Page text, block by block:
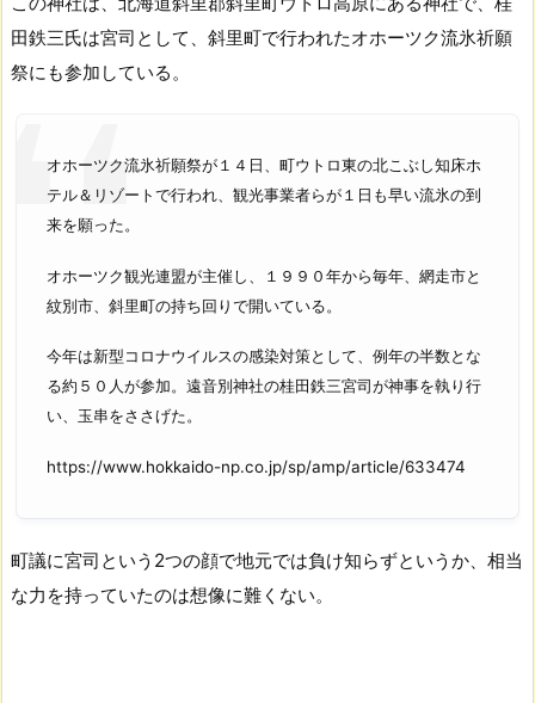
田鉄三氏は宮司として、斜里町で行われたオホーツク流氷祈願
祭にも参加している。
オホーツク流氷祈願祭が１４日、町ウトロ東の北こぶし知床ホ
テル＆リゾートで行われ、観光事業者らが１日も早い流氷の到
来を願った。
オホーツク観光連盟が主催し、１９９０年から毎年、網走市と
紋別市、斜里町の持ち回りで開いている。
今年は新型コロナウイルスの感染対策として、例年の半数とな
る約５０人が参加。遠音別神社の桂田鉄三宮司が神事を執り行
い、玉串をささげた。
https://www.hokkaido-np.co.jp/sp/amp/article/633474
町議に宮司という2つの顔で地元では負け知らずというか、相当
な力を持っていたのは想像に難くない。